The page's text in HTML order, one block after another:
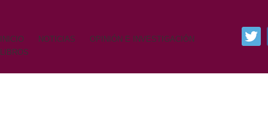
INICIO NOTICIAS
OPINIÓN E INVESTIGACIÓN
LIBROS